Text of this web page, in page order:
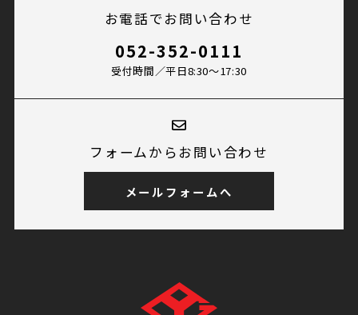
お電話でお問い合わせ
052-352-0111
受付時間／平日8:30〜17:30
フォームからお問い合わせ
メールフォームへ